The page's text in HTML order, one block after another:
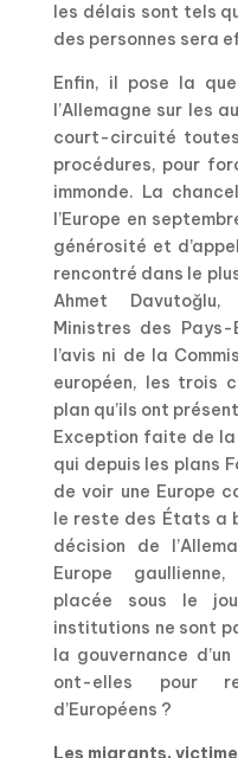
les délais sont tels
des personnes sera
Enfin, il pose la
l’Allemagne sur les
court-circuité
procédures, pour
immonde. La
l’Europe en
générosité et
rencontré dans le
Ahmet Davutoğlu,
Ministres des
l’avis ni de la
européen, les trois
plan qu’ils ont
Exception faite de la
qui depuis les plans
de voir une Europe
le reste des États a
décision de
Europe
placée sous le
institutions ne sont
la gouvernance
ont-elles pour
d’Européens ?
Les migrants,